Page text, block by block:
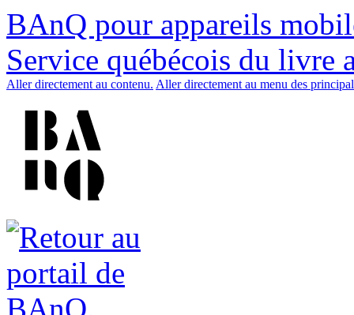
BAnQ pour appareils
Service québécois du livre
Aller directement au contenu. Aller directement au menu des